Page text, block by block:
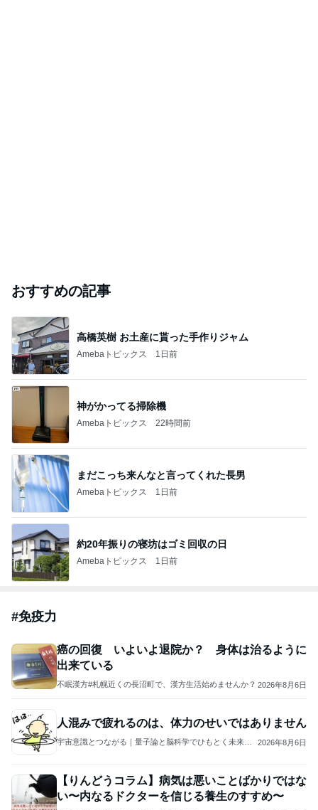
おすすめの記事
高橋英樹 お土産に貰った手作りジャム
Amebaトピックス 1日前
神がかってる掃除機
Amebaトピックス 22時間前
まだこっち来んなと言ってくれた長男
Amebaトピックス 1日前
約20年振りの寝坊はゴミ回収の日
Amebaトピックス 1日前
#免疫力
癌の回復 いよいよ退院か？ 身体は治るように
出来ている
不眠漢方#札幌近くの長沼町で、漢方生活始めませんか？ 2026年8月6日
人混みで疲れるのは、体力のせいではありません
宇宙意識とつながる｜量子論と脳科学でひもとく未来最
2026年8月6日
【りんどうコラム】病気は悪いことばかりではな
い〜内なるドクターを信じる養生のすすめ〜